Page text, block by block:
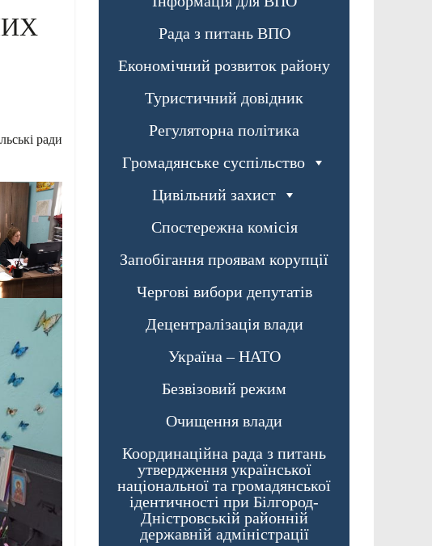
ради
Рада з питань ВПО
Економічний розвиток району
Туристичний довідник
Регуляторна політика
Громадянське суспільство
Цивільний захист
Спостережна комісія
Запобігання проявам корупції
Чергові вибори депутатів
Децентралізація влади
Україна – НАТО
Безвізовий режим
Очищення влади
Координаційна рада з питань
утвердження української
національної та громадянської
ідентичності при Білгород-
Дністровській районній
державній адміністрації